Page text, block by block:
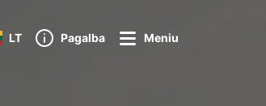
LT Pagalba Meniu